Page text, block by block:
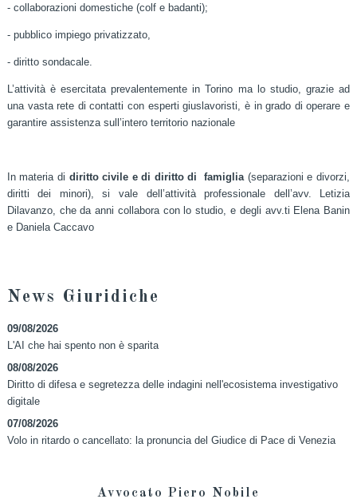
- collaborazioni domestiche (colf e badanti);
- pubblico impiego privatizzato,
- diritto sondacale.
L’attività è esercitata prevalentemente in Torino ma lo studio, grazie ad
una vasta rete di contatti con esperti giuslavoristi, è in grado di operare e
garantire assistenza sull’intero territorio nazionale
In materia di diritto civile e di diritto di famiglia (separazioni e divorzi,
diritti dei minori), si vale dell’attività professionale dell’avv. Letizia
Dilavanzo, che da anni collabora con lo studio, e degli avv.ti Elena Banin
e Daniela Caccavo
News Giuridiche
09/08/2026
L'AI che hai spento non è sparita
08/08/2026
Diritto di difesa e segretezza delle indagini nell'ecosistema investigativo
digitale
07/08/2026
Volo in ritardo o cancellato: la pronuncia del Giudice di Pace di Venezia
Avvocato Piero Nobile